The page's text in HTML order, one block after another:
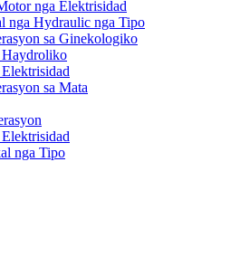
nga Elektrisidad
nga Hydraulic nga Tipo
sa Ginekologiko
Haydroliko
sa Mata
nga Tipo